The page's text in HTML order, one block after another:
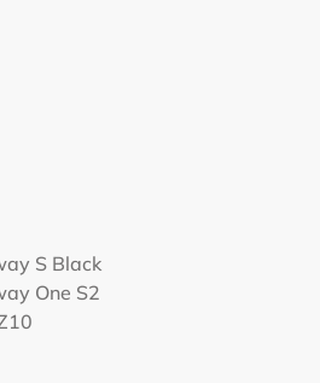
S Black
One S2